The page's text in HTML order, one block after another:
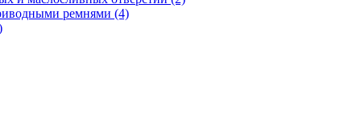
ремнями (4)